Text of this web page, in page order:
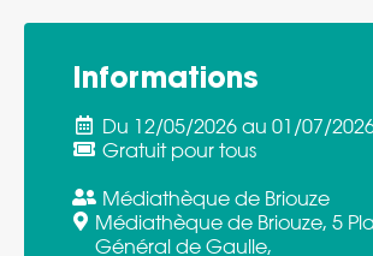
Informations
Du 12/05/2026 au 01/07/
Gratuit pour tous
Médiathèque de Briouze
Médiathèque de Briouze, 5
Général de Gaulle,